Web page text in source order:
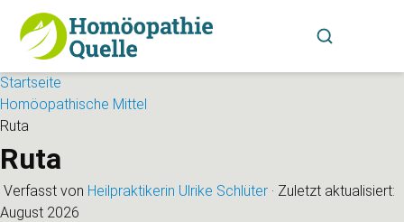
Startseite
Homöopathische Mittel
Ruta
Ruta
Verfasst von Heilpraktikerin Ulrike Schlüter · Zuletzt aktualisiert:
August 2026